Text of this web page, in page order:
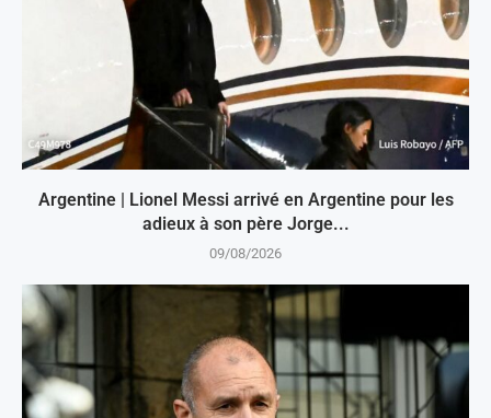
Argentine | Lionel Messi arrivé en Argentine pour les
adieux à son père Jorge...
09/08/2026